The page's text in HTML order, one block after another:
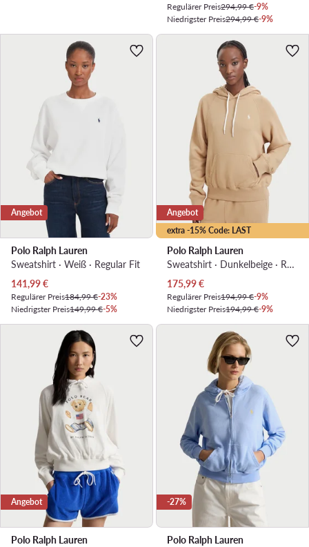
Regulärer Preis294,99 €-9%
Niedrigster Preis294,99 €-9%
Angebot
Polo Ralph Lauren
Sweatshirt · Weiß · Regular Fit
Aktueller Preis
141,99€
Regulärer Preis184,99 €-23%
Niedrigster Preis149,99 €-5%
extra -15% Code: LAST
Angebot
Polo Ralph Lauren
Sweatshirt · Dunkelbeige · Regular Fit
Aktueller Preis
175,99€
Regulärer Preis194,99 €-9%
Niedrigster Preis194,99 €-9%
Angebot
Polo Ralph Lauren
-27%
Polo Ralph Lauren